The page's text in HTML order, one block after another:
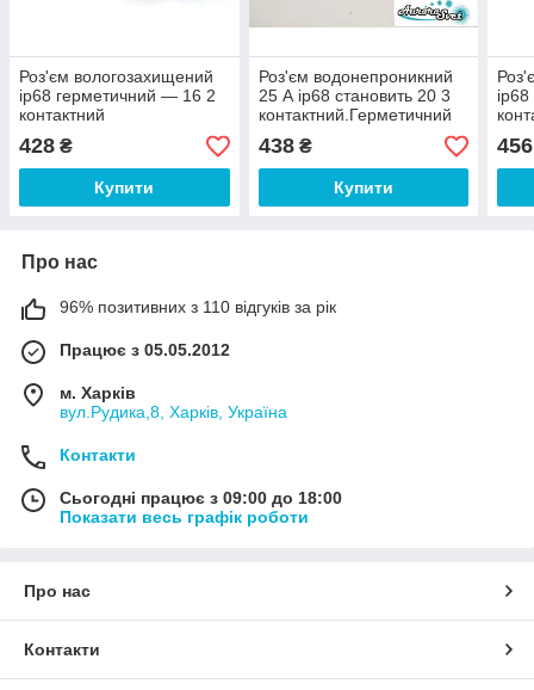
Роз'єм вологозахищений
ip68 герметичний — 16 2
контактний
панельний.Герметичний
з'єднувач кабелю IP68.
428 ₴
Купити
Роз'єм водонепроникний
25 А ip68 становить 20 3
контактний.Герметичний
з'єднувач кабелю ДО 380
В
438₴
Купити
456
Про нас
96% позитивних з 110 відгуків за рік
Працює з 05.05.2012
м. Харків
вул.Рудика,8, Харків, Україна
Контакти
Сьогодні працює з 09:00 до 18:00
Показати весь графік роботи
Про нас
Контакти